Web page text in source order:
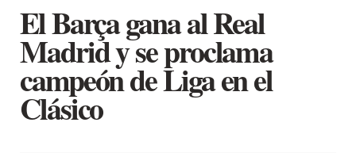
El Barça gana al Real
Madrid y se proclama
campeón de Liga en el
Clásico